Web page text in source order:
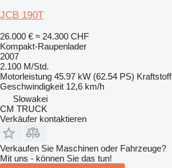
JCB 190T
26.000 € ≈ 24.300 CHF
Kompakt-Raupenlader
2007
2.100 M/Std.
Motorleistung 45.97 kW (62.54 PS) Kraftstoff
Geschwindigkeit 12,6 km/h
Slowakei
CM TRUCK
Verkäufer kontaktieren
Verkaufen Sie Maschinen oder Fahrzeuge?
Mit uns - können Sie das tun!